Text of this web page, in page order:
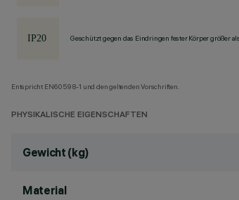
Geschützt gegen das Eindringen fester Körper größer
Entspricht EN60598-1 und den geltenden Vorschriften.
PHYSIKALISCHE EIGENSCHAFTEN
Gewicht (kg)
Material